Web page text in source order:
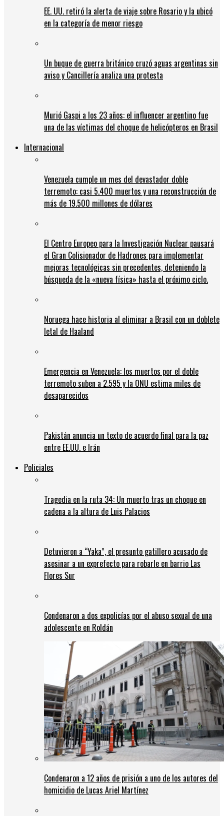
EE. UU. retiró la alerta de viaje sobre Rosario y la ubicó
en la categoría de menor riesgo
Un buque de guerra británico cruzó aguas argentinas sin
aviso y Cancillería analiza una protesta
Murió Gaspi a los 23 años: el influencer argentino fue
una de las víctimas del choque de helicópteros en Brasil
Internacional
Venezuela cumple un mes del devastador doble
terremoto: casi 5.400 muertos y una reconstrucción de
más de 19.500 millones de dólares
El Centro Europeo para la Investigación Nuclear pausará
el Gran Colisionador de Hadrones para implementar
mejoras tecnológicas sin precedentes, deteniendo la
búsqueda de la «nueva física» hasta el próximo ciclo.
Noruega hace historia al eliminar a Brasil con un doblete
letal de Haaland
Emergencia en Venezuela: los muertos por el doble
terremoto suben a 2.595 y la ONU estima miles de
desaparecidos
Pakistán anuncia un texto de acuerdo final para la paz
entre EE.UU. e Irán
Policiales
Tragedia en la ruta 34: Un muerto tras un choque en
cadena a la altura de Luis Palacios
Detuvieron a “Yaka”, el presunto gatillero acusado de
asesinar a un exprefecto para robarle en barrio Las
Flores Sur
Condenaron a dos expolicías por el abuso sexual de una
adolescente en Roldán
Condenaron a 12 años de prisión a uno de los autores del
homicidio de Lucas Ariel Martínez